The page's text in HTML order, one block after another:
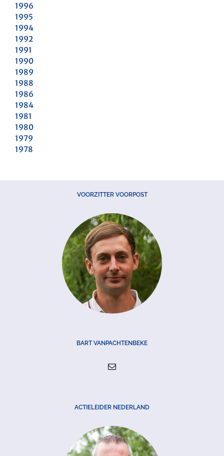
1996
1995
1994
1992
1991
1990
1989
1988
1986
1984
1981
1980
1979
1978
VOORZITTER VOORPOST
BART VANPACHTENBEKE
ACTIELEIDER NEDERLAND